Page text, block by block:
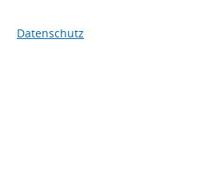
Datenschutz